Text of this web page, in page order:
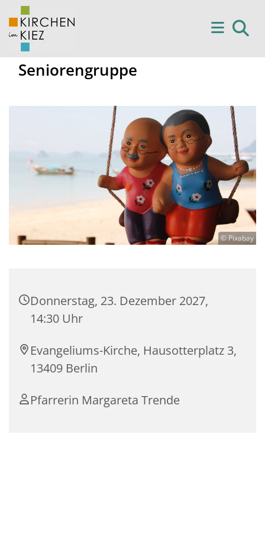
Seniorengruppe
© Pixabay
Donnerstag, 23. Dezember 2027,
14:30 Uhr
Evangeliums-Kirche, Hausotterplatz 3,
13409 Berlin
Pfarrerin Margareta Trende